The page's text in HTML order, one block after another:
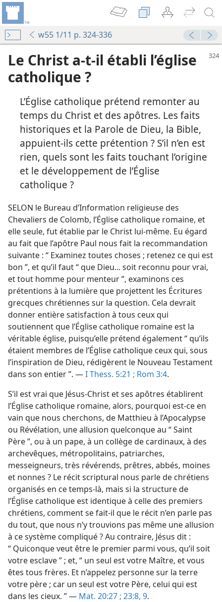
w55 1/11 p. 324-336
Le Christ a-​t-​il établi l’église
catholique ?
L’Église catholique prétend remonter au
temps du Christ et des apôtres. Les faits
historiques et la Parole de Dieu, la Bible,
appuient-​ils cette prétention ? S’il n’en est
rien, quels sont les faits touchant l’origine
et le développement de l’Église
catholique ?
SELON le Bureau d’Information religieuse des
Chevaliers de Colomb, l’Église catholique romaine, et
elle seule, fut établie par le Christ lui-​même. Eu égard
au fait que l’apôtre Paul nous fait la recommandation
suivante : “ Examinez toutes choses ; retenez ce qui est
bon ”, et qu’il faut “ que Dieu... soit reconnu pour vrai,
et tout homme pour menteur ”, examinons ces
prétentions à la lumière que projettent les Écritures
grecques chrétiennes sur la question. Cela devrait
donner entière satisfaction à tous ceux qui
soutiennent que l’Église catholique romaine est la
véritable église, puisqu’elle prétend également “ qu’ils
étaient membres de l’Église catholique ceux qui, sous
l’inspiration de Dieu, rédigèrent le Nouveau Testament
dans son entier ”. —I Thess. 5:21 ; Rom 3:4.
S’il est vrai que Jésus-Christ et ses apôtres établirent
l’Église catholique romaine, alors, pourquoi est-​ce en
vain que nous cherchons, de Matthieu à l’Apocalypse
ou Révélation, une allusion quelconque au “ Saint
Père ”, ou à un pape, à un collège de cardinaux, à des
archevêques, métropolitains, patriarches,
messeigneurs, très révérends, prêtres, abbés, moines
et nonnes ? Le récit scriptural nous parle de chrétiens
organisés en ce temps-​là, mais si la structure de
l’Église catholique est identique à celle des premiers
chrétiens, comment se fait-​il que le récit n’en parle pas
du tout, que nous n’y trouvions pas même une allusion
à ce système compliqué ? Au contraire, Jésus dit :
“ Quiconque veut être le premier parmi vous, qu’il soit
votre esclave ” ; et, “ un seul est votre Maître, et vous
êtes tous frères. Et n’appelez personne sur la terre
votre père ; car un seul est votre Père, celui qui est
dans les cieux. ” — Mat. 20:27 ; 23:8, 9.